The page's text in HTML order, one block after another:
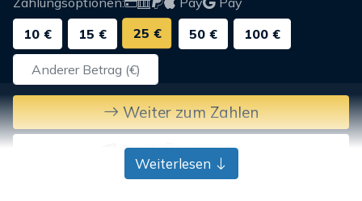
10 €
15 € 25 € 50 € 100 €
Weiter zum Zahlen
Bank-Überweisung
Weiterlesen